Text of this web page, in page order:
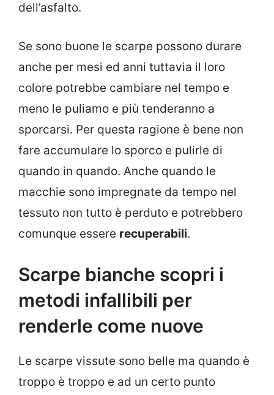
dell’asfalto.
Se sono buone le scarpe possono durare
anche per mesi ed anni tuttavia il loro
colore potrebbe cambiare nel tempo e
meno le puliamo e più tenderanno a
sporcarsi. Per questa ragione è bene non
fare accumulare lo sporco e pulirle di
quando in quando. Anche quando le
macchie sono impregnate da tempo nel
tessuto non tutto è perduto e potrebbero
comunque essere recuperabili.
Scarpe bianche scopri i
metodi infallibili per
renderle come nuove
Le scarpe vissute sono belle ma quando è
troppo è troppo e ad un certo punto